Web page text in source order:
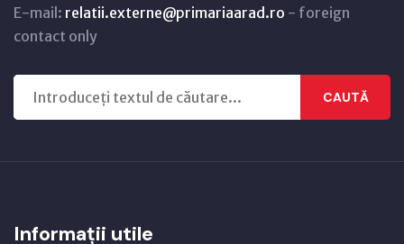
E-mail: relatii.externe@primariaarad.ro - foreign
contact only
CAUTĂ
Informații utile